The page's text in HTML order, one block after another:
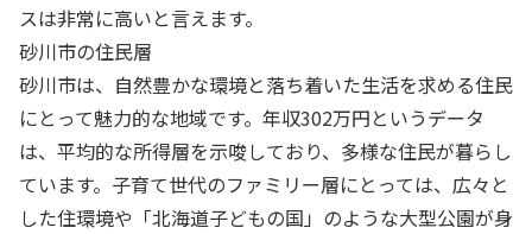
スは非常に高いと言えます。
砂川市の住民層
砂川市は、自然豊かな環境と落ち着いた生活を求める住民
にとって魅力的な地域です。年収302万円というデータ
は、平均的な所得層を示唆しており、多様な住民が暮らし
ています。子育て世代のファミリー層にとっては、広々と
した住環境や「北海道子どもの国」のような大型公園が身